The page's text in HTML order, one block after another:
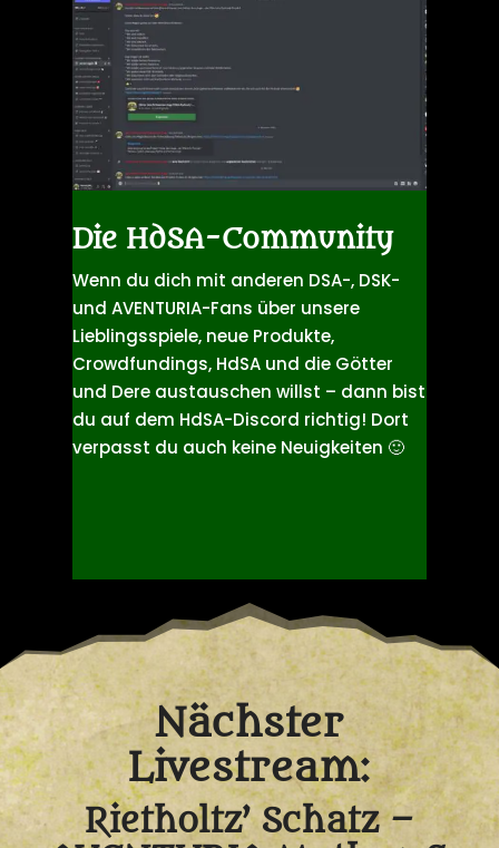
Die HdSA-Community
Wenn du dich mit anderen DSA-, DSK-
und AVENTURIA-Fans über unsere
Lieblingsspiele, neue Produkte,
Crowdfundings, HdSA und die Götter
und Dere austauschen willst – dann bist
Nächster
Livestream: